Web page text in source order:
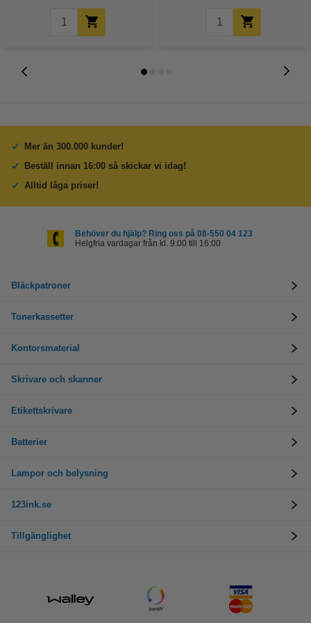
Mer än 300.000 kunder!
Beställ innan 16:00 så skickar vi idag!
Alltid låga priser!
Behöver du hjälp? Ring oss på 08-550 04 123
Helgfria vardagar från kl. 9:00 till 16:00
Bläckpatroner
Tonerkassetter
Kontorsmaterial
Skrivare och skanner
Etikettskrivare
Batterier
Lampor och belysning
123ink.se
Tillgänglighet